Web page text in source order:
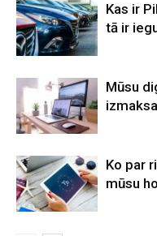
Kas ir
tā ir
Mūsu
Ko par
mūsu